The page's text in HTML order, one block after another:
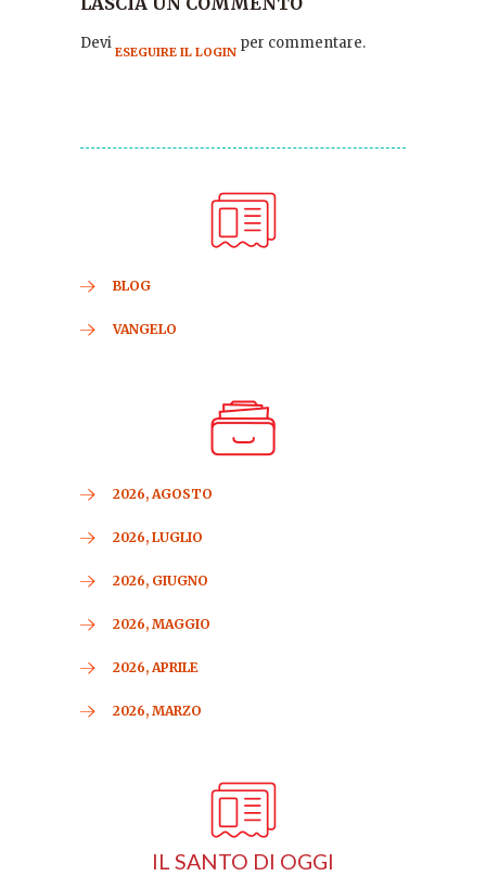
Devi ESEGUIRE IL LOGIN per commentare.
BLOG
VANGELO
2026, AGOSTO
2026, LUGLIO
2026, GIUGNO
2026, MAGGIO
2026, APRILE
2026, MARZO
IL SANTO DI OGGI